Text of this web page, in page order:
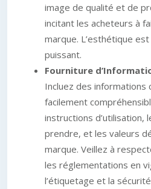
image de qualité et de
incitant les acheteurs à
marque. L’esthétique
puissant.
Fourniture
Incluez des informations
facilement
instructions d’utilisation,
prendre, et les valeurs
marque. Veillez à
les réglementations en
l’étiquetage et la